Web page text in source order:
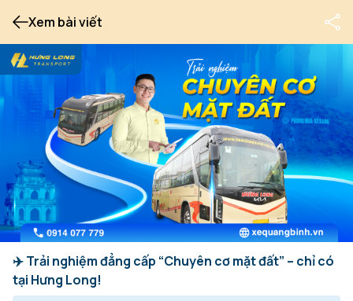
Xem bài viết
✈️ Trải nghiệm đẳng cấp “Chuyên cơ mặt đất” – chỉ có
tại Hưng Long!